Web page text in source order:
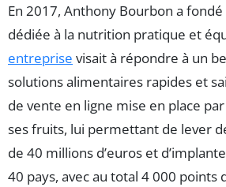
En 2017, Anthony Bourbon a fondé
dédiée à la nutrition pratique et
entreprise visait à répondre à un
solutions alimentaires rapides et
de vente en ligne mise en place
ses fruits, lui permettant de lever
de 40 millions d’euros et
40 pays, avec au total 4 000 points